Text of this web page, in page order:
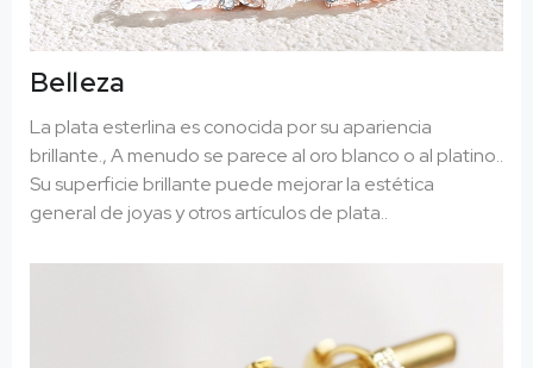
Belleza
La plata esterlina es conocida por su apariencia
brillante., A menudo se parece al oro blanco o al platino..
Su superficie brillante puede mejorar la estética
general de joyas y otros artículos de plata..